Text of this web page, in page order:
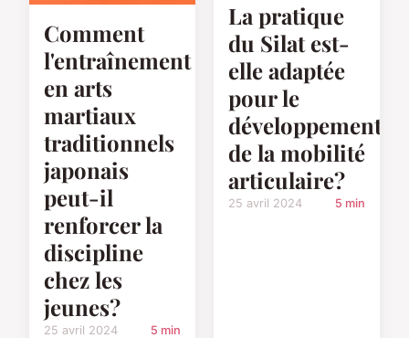
Comment
l'entraînement
en arts
martiaux
traditionnels
japonais
peut-il
renforcer la
discipline
chez les
jeunes?
25 avril 2024 5 min
La pratique
du Silat est-
elle adaptée
pour le
développement
de la mobilité
articulaire?
25 avril 2024 5 min